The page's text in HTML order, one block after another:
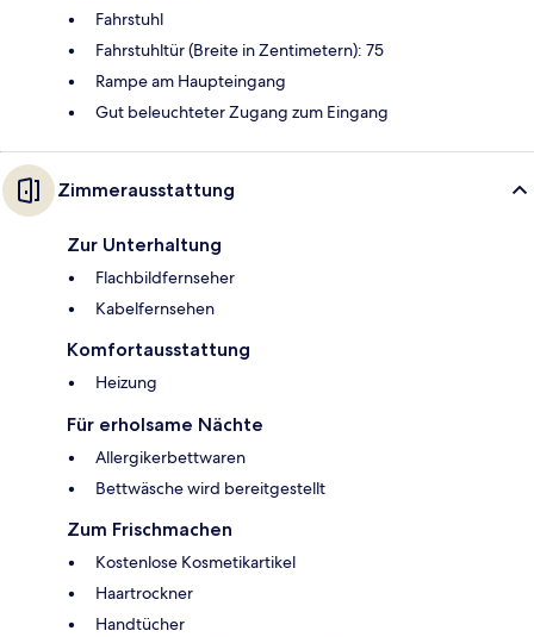
Fahrstuhl
Fahrstuhltür (Breite in Zentimetern): 75
Rampe am Haupteingang
Gut beleuchteter Zugang zum Eingang
Zimmerausstattung
Zur Unterhaltung
Flachbildfernseher
Kabelfernsehen
Komfortausstattung
Heizung
Für erholsame Nächte
Allergikerbettwaren
Bettwäsche wird bereitgestellt
Zum Frischmachen
Kostenlose Kosmetikartikel
Haartrockner
Handtücher